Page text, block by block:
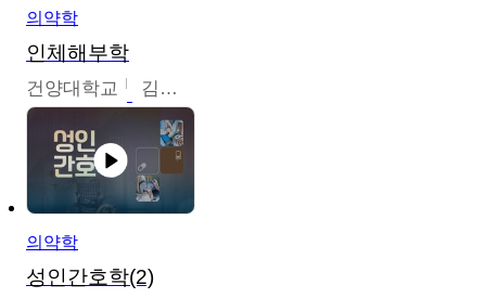
의약학
인체해부학
건양대학교 김철태
의약학
성인간호학(2)